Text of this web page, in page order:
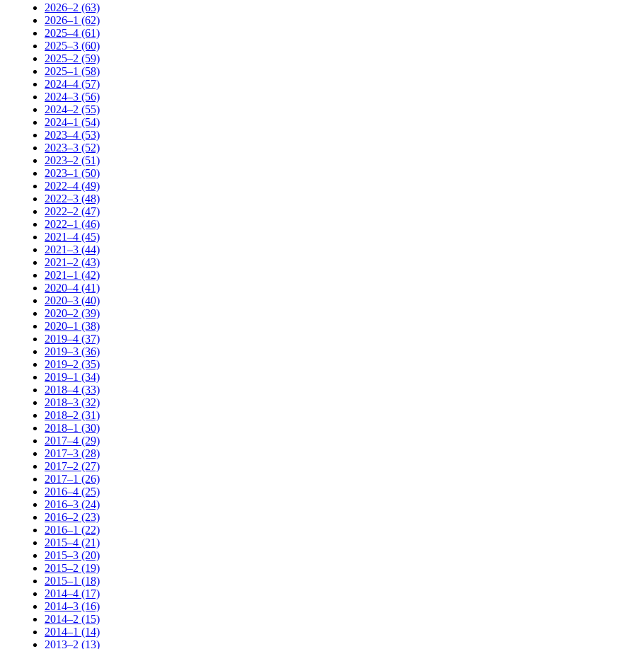
2026–2 (63)
2026–1 (62)
2025–4 (61)
2025–3 (60)
2025–2 (59)
2025–1 (58)
2024–4 (57)
2024–3 (56)
2024–2 (55)
2024–1 (54)
2023–4 (53)
2023–3 (52)
2023–2 (51)
2023–1 (50)
2022–4 (49)
2022–3 (48)
2022–2 (47)
2022–1 (46)
2021–4 (45)
2021–3 (44)
2021–2 (43)
2021–1 (42)
2020–4 (41)
2020–3 (40)
2020–2 (39)
2020–1 (38)
2019–4 (37)
2019–3 (36)
2019–2 (35)
2019–1 (34)
2018–4 (33)
2018–3 (32)
2018–2 (31)
2018–1 (30)
2017–4 (29)
2017–3 (28)
2017–2 (27)
2017–1 (26)
2016–4 (25)
2016–3 (24)
2016–2 (23)
2016–1 (22)
2015–4 (21)
2015–3 (20)
2015–2 (19)
2015–1 (18)
2014–4 (17)
2014–3 (16)
2014–2 (15)
2014–1 (14)
2013–2 (13)